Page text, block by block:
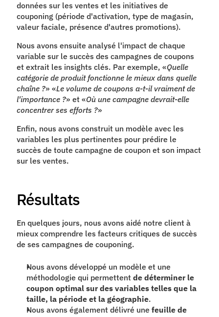
données sur les ventes et les initiatives de
couponing (période d'activation, type de magasin,
valeur faciale, présence d'autres promotions).
Nous avons ensuite analysé l'impact de chaque
variable sur le succès des campagnes de coupons
et extrait les insights clés. Par exemple, «Quelle
catégorie de produit fonctionne le mieux dans quelle
chaîne ?» «Le volume de coupons a-t-il vraiment de
l'importance ?» et «Où une campagne devrait-elle
concentrer ses efforts ?»
Enfin, nous avons construit un modèle avec les
variables les plus pertinentes pour prédire le
succès de toute campagne de coupon et son impact
sur les ventes.
Résultats
En quelques jours, nous avons aidé notre client à
mieux comprendre les facteurs critiques de succès
de ses campagnes de couponing.
Nous avons développé un modèle et une
méthodologie qui permettent de déterminer le
coupon optimal sur des variables telles que la
taille, la période et la géographie.
Nous avons également délivré une feuille de